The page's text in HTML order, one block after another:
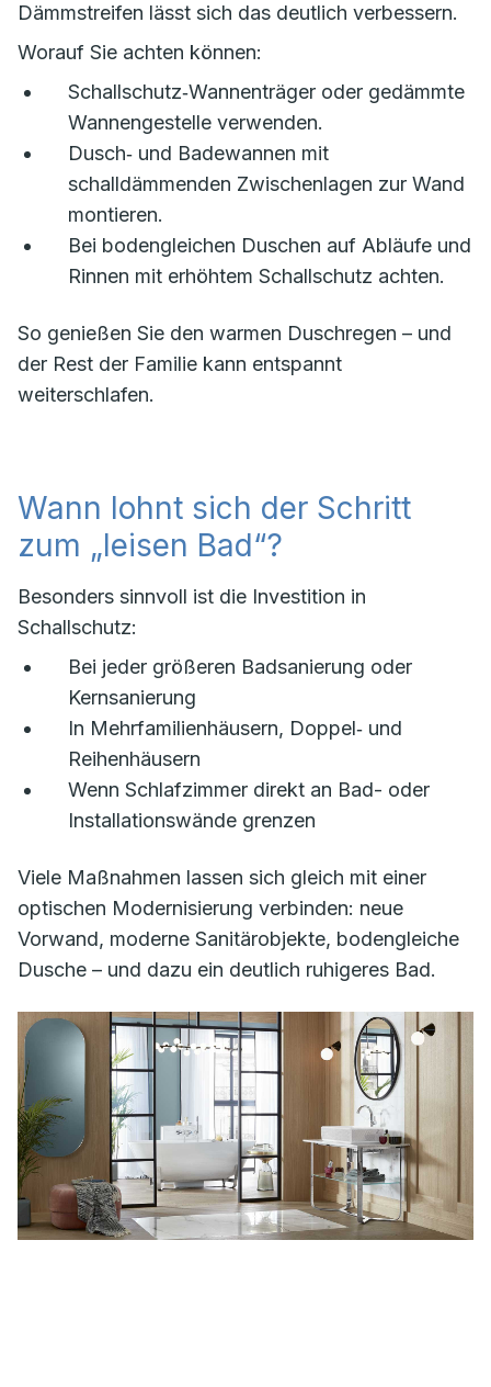
Dämmstreifen lässt sich das deutlich verbessern.
Worauf Sie achten können:
Schallschutz‑Wannenträger oder gedämmte
Wannengestelle verwenden.
Dusch‑ und Badewannen mit
schalldämmenden Zwischenlagen zur Wand
montieren.
Bei bodengleichen Duschen auf Abläufe und
Rinnen mit erhöhtem Schallschutz achten.
So genießen Sie den warmen Duschregen – und
der Rest der Familie kann entspannt
weiterschlafen.
Wann lohnt sich der Schritt
zum „leisen Bad“?
Besonders sinnvoll ist die Investition in
Schallschutz:
Bei jeder größeren Badsanierung oder
Kernsanierung
In Mehrfamilienhäusern, Doppel‑ und
Reihenhäusern
Wenn Schlafzimmer direkt an Bad- oder
Installationswände grenzen
Viele Maßnahmen lassen sich gleich mit einer
optischen Modernisierung verbinden: neue
Vorwand, moderne Sanitärobjekte, bodengleiche
Dusche – und dazu ein deutlich ruhigeres Bad.